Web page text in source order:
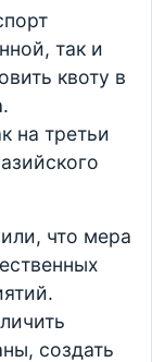
так и
квоту в
на третьи
что мера
создать